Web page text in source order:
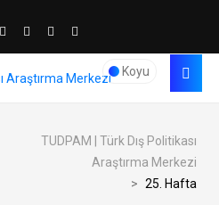
Koyu
TUDPAM | Türk Dış Politikası
Araştırma Merkezi
> 25. Hafta